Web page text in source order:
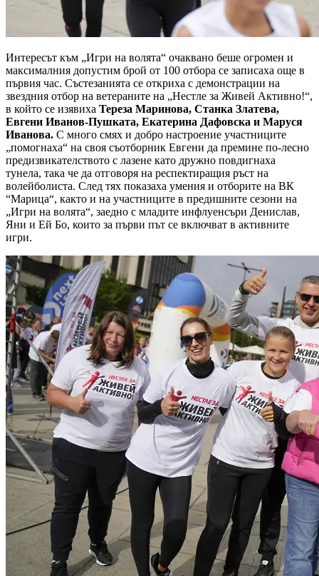
Интересът към „Игри на волята“ очаквано беше огромен и
максималния допустим брой от 100 отбора се записаха още в
първия час. Състезанията се откриха с демонстрации на
звездния отбор на ветераните на „Нестле за Живей Активно!“,
в който се изявиха Тереза Маринова, Станка Златева,
Евгени Иванов-Пушката, Екатерина Дафовска и Маруся
Иванова. С много смях и добро настроение участниците
„помогнаха“ на своя съотборник Евгени да премине по-лесно
предизвикателството с лазене като дружно повдигнаха
тунела, така че да отговоря на респектиращия ръст на
волейболиста. След тях показаха умения и отборите на ВК
“Марица“, както и на участниците в предишните сезони на
„Игри на волята“, заедно с младите инфлуенсъри Денислав,
Яни и Ей Бо, които за първи път се включват в активните
игри.